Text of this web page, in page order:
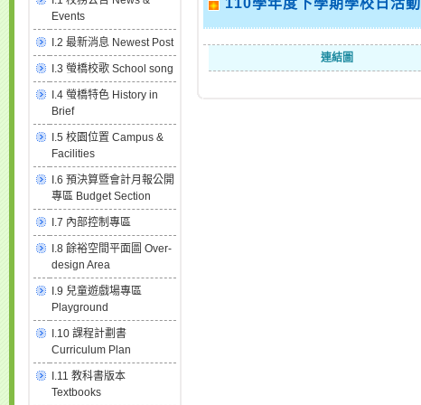
Events
I.2 最新消息 Newest Post
I.3 螢橋校歌 School song
I.4 螢橋特色 History in
Brief
I.5 校園位置 Campus &
Facilities
I.6 預決算暨會計月報公開
專區 Budget Section
I.7 內部控制專區
I.8 餘裕空間平面圖 Over-
design Area
I.9 兒童遊戲場專區
Playground
I.10 課程計劃書
Curriculum Plan
I.11 教科書版本
Textbooks
連結圖